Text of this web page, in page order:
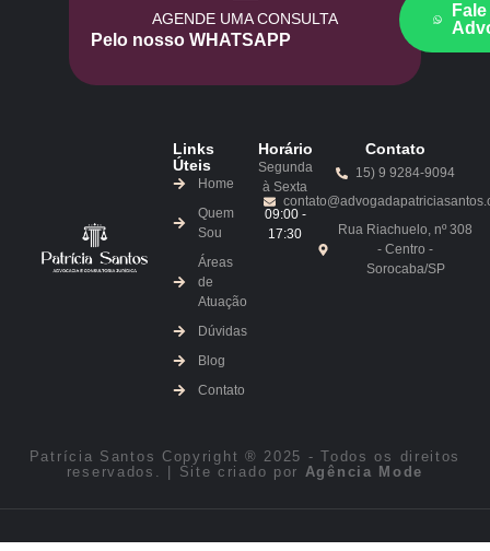
AGENDE UMA CONSULTA
Pelo nosso WHATSAPP
Links
Úteis
Home
Quem
Sou
Áreas
de
Atuação
Dúvidas
Blog
Contato
Horário
Segunda
à Sexta
09:00 -
17:30
Contato
15) 9 9284-9094
Rua Riachuelo, nº 308
- Centro -
Sorocaba/SP
Patrícia Santos Copyright ® 2025 - Todos os direitos
reservados. | Site criado por Agência Mode